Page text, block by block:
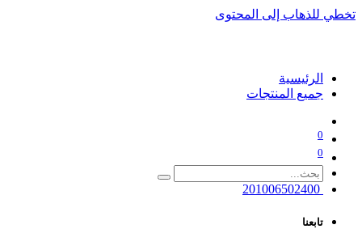
تخطي للذهاب إلى المحتوى
الرئيسية
جميع المنتجات
0
0
تابعنا